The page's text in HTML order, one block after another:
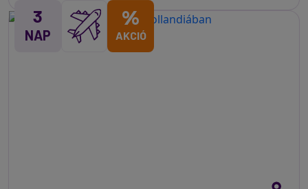
3
NAP
%
AKCIÓ